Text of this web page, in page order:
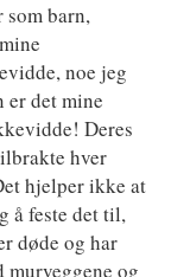
som barn,
noe jeg
er det mine
Deres
hver
hjelper ikke at
å feste det til,
døde og har
og